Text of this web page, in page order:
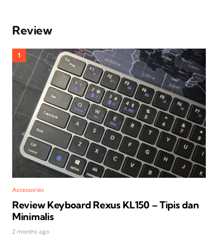
Review
Accessories
Review Keyboard Rexus KL150 – Tipis dan
Minimalis
2 months ago